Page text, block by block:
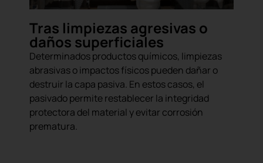
Tras limpiezas agresivas o
daños superficiales
Determinados productos químicos, limpiezas
abrasivas o impactos físicos pueden dañar o
destruir la capa pasiva. En estos casos, el
pasivado permite restablecer la integridad
protectora del material y evitar corrosión
prematura.